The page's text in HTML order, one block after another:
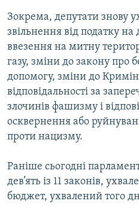
Зокрема, депутати знову
звільнення від податку на
ввезення на митну
газу, зміни до закону про
допомогу, зміни до
відповідальності за
злочинів фашизму і
осквернення або
проти нацизму.
Раніше сьогодні
дев’ять із 11 законів,
бюджет, ухвалений того